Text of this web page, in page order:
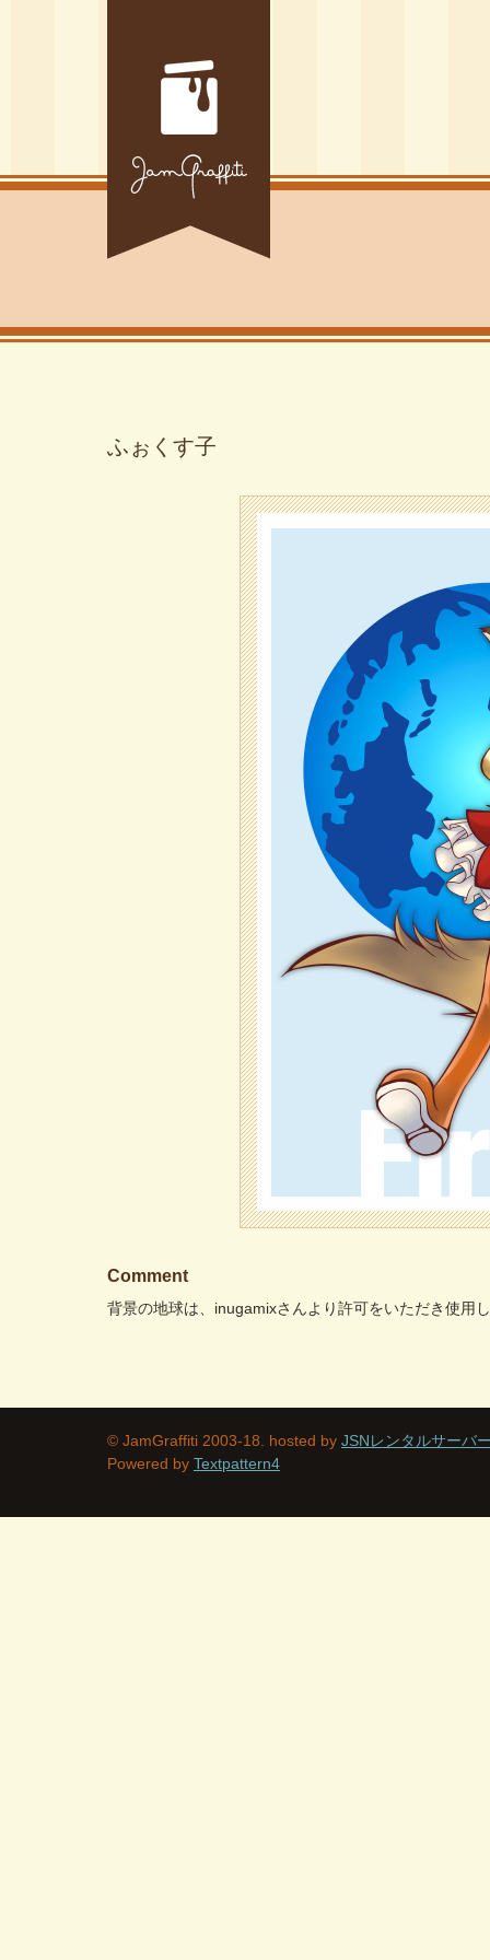
ふぉくす子
Comment
背景の地球は、inugamixさんより許可をいただき使用
© JamGraffiti 2003-18. hosted by JSNレンタルサーバ
Powered by Textpattern4